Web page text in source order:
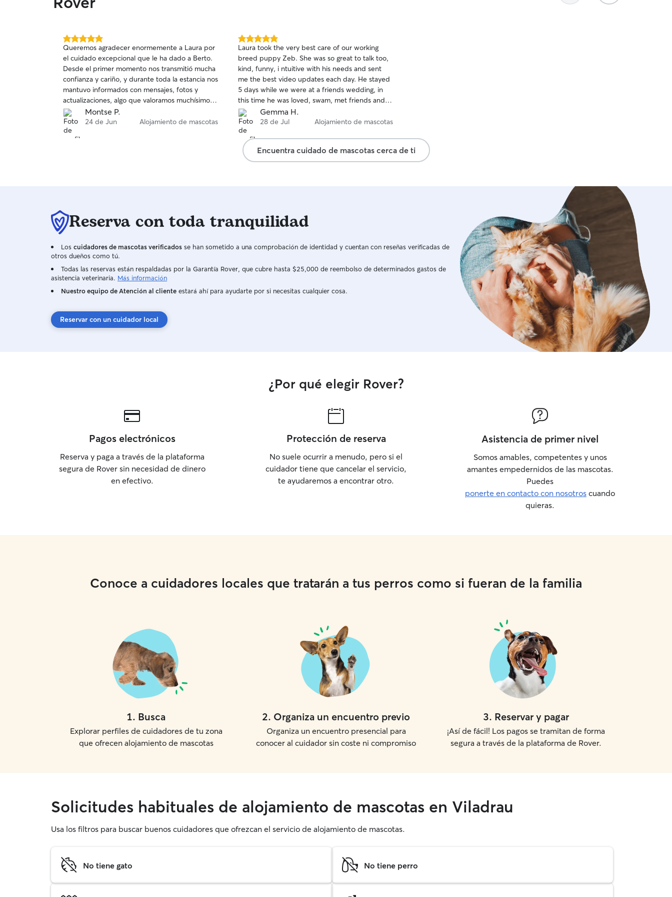
5.0
de
5
estrellas
Queremos agradecer enormemente a Laura por
el cuidado excepcional que le ha dado a Berto.
Desde el primer momento nos transmitió mucha
confianza y cariño, y durante toda la estancia nos
mantuvo informados con mensajes, fotos y
actualizaciones, algo que valoramos muchísimo.
Berto ha estado tan bien atendido, mimado y
cuidado que casi parecía que no quería volver a
casa. Se notaba que estaba feliz, tranquilo y
Montse P.
24 de Jun Alojamiento de mascotas
5.0
de
5
estrellas
Laura took the very best care of our working
breed puppy Zeb. She was so great to talk too,
kind, funny, i ntuitive with his needs and sent
me the best video updates each day. He stayed
5 days while we were at a friends wedding, in
this time he was loved, swam, met friends and
had the best time. So grateful Laura thank you,
would 100% recommend. Hope so much to see
you again!
Gemma H.
28 de Jul Alojamiento de mascotas
Encuentra cuidado de mascotas cerca de ti
Reserva con toda tranquilidad
Los cuidadores de mascotas verificados se han sometido a una comprobación de identidad y cuentan con reseñas verificadas de
otros dueños como tú.
Todas las reservas están respaldadas por la Garantía Rover, que cubre hasta $25,000 de reembolso de determinados gastos de
asistencia veterinaria. Más información
Nuestro equipo de Atención al cliente estará ahí para ayudarte por si necesitas cualquier cosa.
Reservar con un cuidador local
¿Por qué elegir Rover?
Pagos electrónicos
Reserva y paga a través de la plataforma
segura de Rover sin necesidad de dinero
en efectivo.
Protección de reserva
No suele ocurrir a menudo, pero si el
cuidador tiene que cancelar el servicio,
te ayudaremos a encontrar otro.
Asistencia de primer nivel
Somos amables, competentes y unos
amantes empedernidos de las mascotas.
Puedes
ponerte en contacto con nosotros cuando
quieras.
Conoce a cuidadores locales que tratarán a tus perros como si fueran de la familia
1. Busca
Explorar perfiles de cuidadores de tu zona
que ofrecen alojamiento de mascotas
2. Organiza un encuentro previo
Organiza un encuentro presencial para
conocer al cuidador sin coste ni compromiso
3. Reservar y pagar
¡Así de fácil! Los pagos se tramitan de forma
segura a través de la plataforma de Rover.
Solicitudes habituales de alojamiento de mascotas en Viladrau
Usa los filtros para buscar buenos cuidadores que ofrezcan el servicio de alojamiento de mascotas.
No tiene gato No tiene perro